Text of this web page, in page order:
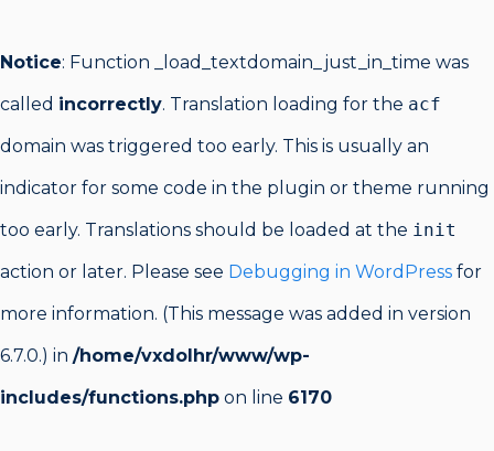
Notice: Function _load_textdomain_just_in_time was
called incorrectly. Translation loading for the acf
domain was triggered too early. This is usually an
indicator for some code in the plugin or theme running
too early. Translations should be loaded at the init
action or later. Please see Debugging in WordPress for
more information. (This message was added in version
6.7.0.) in /home/vxdolhr/www/wp-
includes/functions.php on line 6170